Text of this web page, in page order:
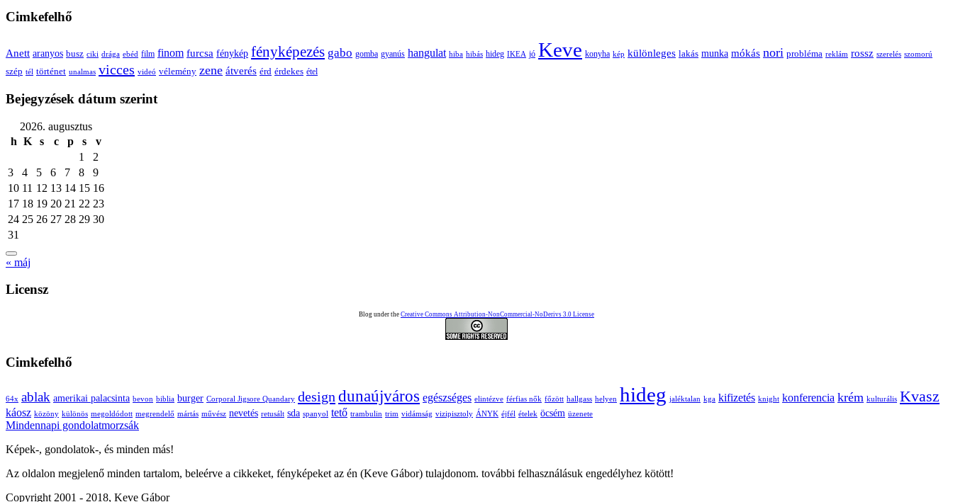
Cimkefelhő
Anett aranyos busz ciki drága ebéd film finom furcsa fénykép fényképezés gabo gomba gyanús hangulat hiba hibás hideg IKEA jó Keve konyha kép különleges lakás munka mókás nori probléma reklám rossz szerelés szomorú
szép tél történet unalmas vicces videó vélemény zene átverés érd érdekes étel
Bejegyzések dátum szerint
2026. augusztus
h K s c p s
v
1
2
3
4 5 6 7 8
9
10 11 12 13 14 15 16
17 18 19 20 21 22 23
24 25 26 27 28 29 30
31
« máj
Licensz
Blog under the Creative Commons Attribution-NonCommercial-NoDerivs 3.0 License
Cimkefelhő
64x ablak amerikai palacsinta bevon biblia burger Corporal Jigsore Quandary designdunaújváros egészséges elintézve férfias nők főzött hallgass helyen hideg jaléktalan kga kifizetés knight konferencia krém kulturális Kvasz
káosz közöny különös megoldódott megrendelő mártás művész nevetés retusált sda spanyol tető trambulin trim vidámság vizipisztoly ÁNYK éjfél ételek öcsém üzenete
Mindennapi gondolatmorzsák
Képek-, gondolatok-, és minden más!
Az oldalon megjelenő minden tartalom, beleérve a cikkeket, fényképeket az én (Keve Gábor) tulajdonom. további felhasználásuk engedélyhez kötött!
Copyright 2001 - 2018, Keve Gábor